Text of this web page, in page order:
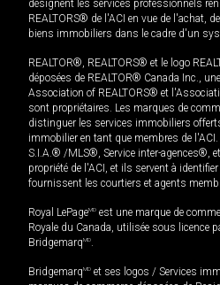
désignent les services professionnels
REALTORS® de l'ACI en vue de l'achat,
biens immobiliers dans le cadre d'un
REALTOR®, REALTORS® et le logo
déposées de REALTOR® Canada Inc.,
Association of REALTORS® et
sont propriétaires. Les marques de
distinguer les services immobiliers
immobilier en tant que membres de
S.I.A.® /MLS®, Service inter-agences®,
propriété de l'ACI, et ils servent à
fournissent les courtiers et agents
Royal LePageMD est une marque de
Royale du Canada, utilisée sous licence
BridgemarqMD.
BridgemarqMD et ses logos / Services